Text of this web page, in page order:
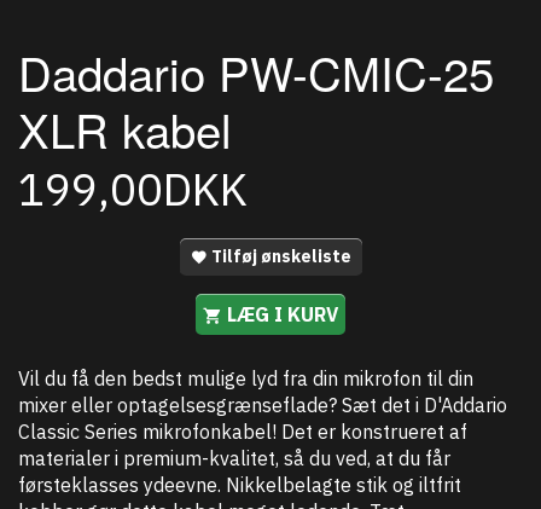
Daddario PW-CMIC-25
XLR kabel
199,00DKK
Tilføj ønskeliste
LÆG I KURV
Vil du få den bedst mulige lyd fra din mikrofon til din
mixer eller optagelsesgrænseflade? Sæt det i D'Addario
Classic Series mikrofonkabel! Det er konstrueret af
materialer i premium-kvalitet, så du ved, at du får
førsteklasses ydeevne. Nikkelbelagte stik og iltfrit